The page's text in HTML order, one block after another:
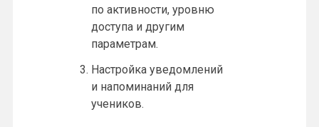
по активности, уровню
доступа и другим
параметрам.
Настройка уведомлений
и напоминаний для
учеников.